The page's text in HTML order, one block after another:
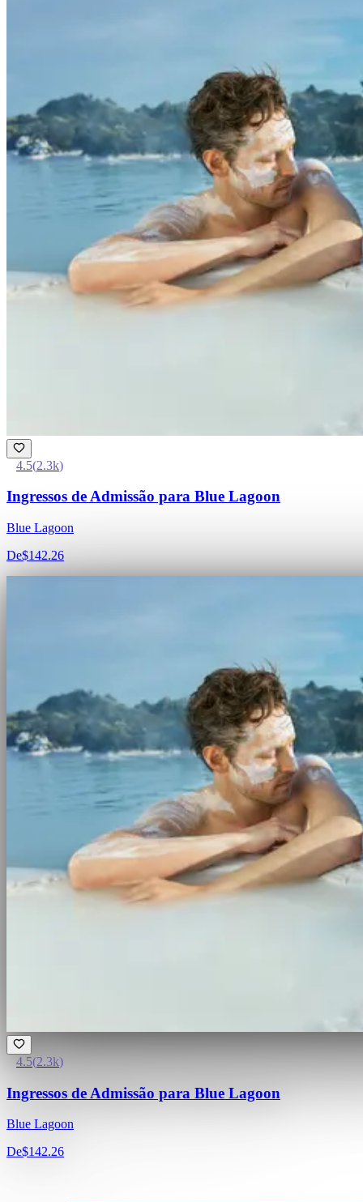
4.5(2.3k)
Ingressos de Admissão para Blue Lagoon
Blue Lagoon
De$142.26
4.5(2.3k)
Ingressos de Admissão para Blue Lagoon
Blue Lagoon
De$142.26